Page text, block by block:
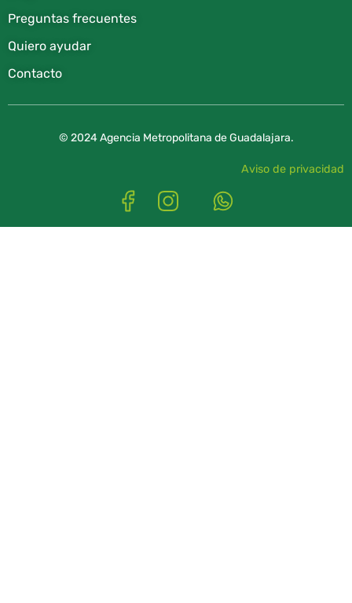
Preguntas frecuentes
Quiero ayudar
Contacto
© 2024 Agencia Metropolitana de Guadalajara.
Aviso de privacidad